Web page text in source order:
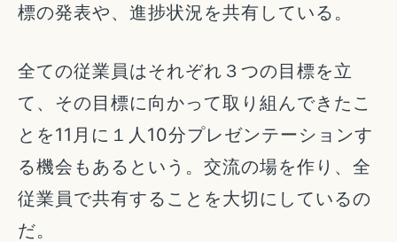
標の発表や、進捗状況を共有している。
全ての従業員はそれぞれ３つの目標を立
て、その目標に向かって取り組んできたこ
とを11月に１人10分プレゼンテーションす
る機会もあるという。交流の場を作り、全
従業員で共有することを大切にしているの
だ。